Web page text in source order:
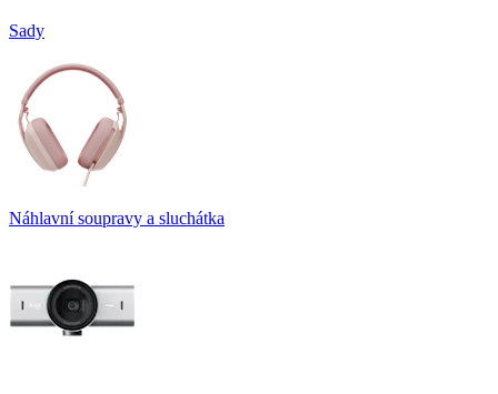
Sady
Náhlavní soupravy a sluchátka